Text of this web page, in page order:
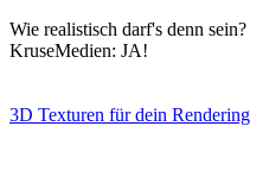
Wie realistisch darf's denn sein?
KruseMedien: JA!
3D Texturen für dein Rendering